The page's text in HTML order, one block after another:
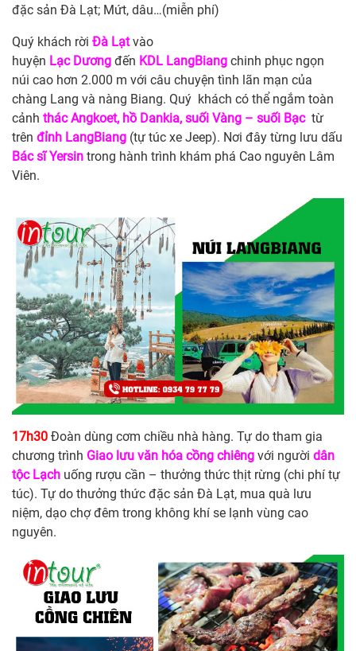
đặc sản Đà Lạt; Mứt, dâu…(miễn phí)
Quý khách rời Đà Lạt vào
huyện Lạc Dương đến KDL LangBiang chinh phục ngọn
núi cao hơn 2.000 m với câu chuyện tình lãn mạn của
chàng Lang và nàng Biang. Quý khách có thể ngắm toàn
cảnh thác Angkoet, hồ Dankia, suối Vàng – suối Bạc từ
trên đỉnh LangBiang (tự túc xe Jeep). Nơi đây từng lưu dấu
Bác sĩ Yersin trong hành trình khám phá Cao nguyên Lâm
Viên.
17h30 Đoàn dùng cơm chiều nhà hàng. Tự do tham gia
chương trình Giao lưu văn hóa cồng chiêng với người dân
tộc Lạch uống rượu cần – thưởng thức thịt rừng (chi phí tự
túc). Tự do thưởng thức đặc sản Đà Lạt, mua quà lưu
niệm, dạo chợ đêm trong không khí se lạnh vùng cao
nguyên.